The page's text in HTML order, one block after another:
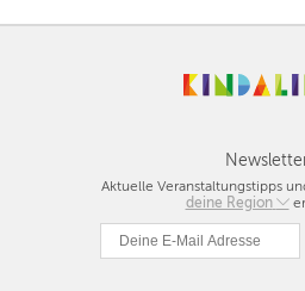
Aktuelle Veranstaltungstipps
deine Region
Berlin
Hamburg